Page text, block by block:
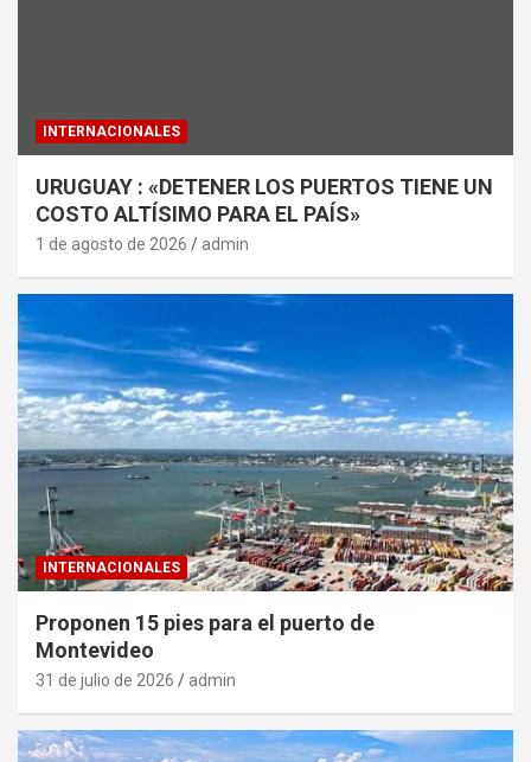
INTERNACIONALES
URUGUAY : «DETENER LOS PUERTOS TIENE UN
COSTO ALTÍSIMO PARA EL PAÍS»
1 de agosto de 2026 admin
INTERNACIONALES
Proponen 15 pies para el puerto de
Montevideo
31 de julio de 2026 admin